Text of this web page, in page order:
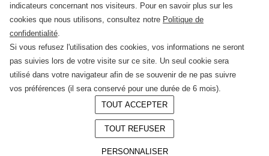
© 2026 —CRAFT Limoges
Politique de confidentialité
indicateurs concernant nos visiteurs. Pour en savoir plus sur les
cookies que nous utilisons, consultez notre Politique de
confidentialité
Si vous refusez l'utilisation des cookies, vos informations ne seront
pas suivies lors de votre visite sur ce site. Un seul cookie sera
utilisé dans votre navigateur afin de se souvenir de ne pas suivre
vos préférences (il sera conservé pour une durée de 6 mois).
TOUT ACCEPTER
TOUT REFUSER
PERSONNALISER